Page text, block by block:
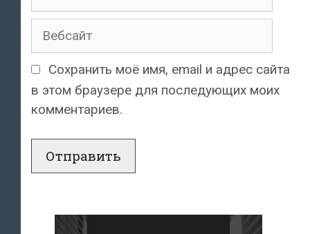
Вебсайт
Сохранить моё имя, email и адрес сайта
в этом браузере для последующих моих
комментариев.